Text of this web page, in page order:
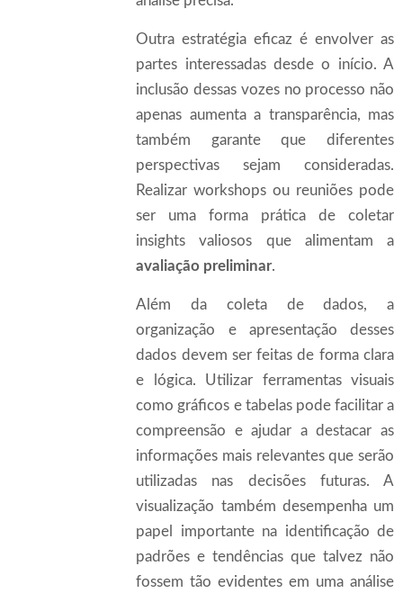
Outra estratégia eficaz é envolver as
partes interessadas desde o início. A
inclusão dessas vozes no processo não
apenas aumenta a transparência, mas
também garante que diferentes
perspectivas sejam consideradas.
Realizar workshops ou reuniões pode
ser uma forma prática de coletar
insights valiosos que alimentam a
avaliação preliminar.
Além da coleta de dados, a
organização e apresentação desses
dados devem ser feitas de forma clara
e lógica. Utilizar ferramentas visuais
como gráficos e tabelas pode facilitar a
compreensão e ajudar a destacar as
informações mais relevantes que serão
utilizadas nas decisões futuras. A
visualização também desempenha um
papel importante na identificação de
padrões e tendências que talvez não
fossem tão evidentes em uma análise